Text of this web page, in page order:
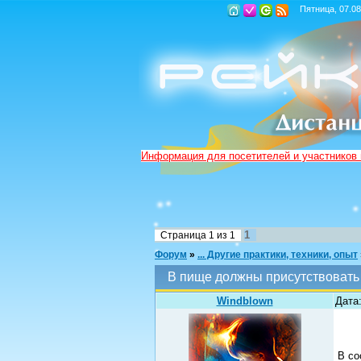
Пятница,
Информация для посетителей и
Страница 1 из 1 1
Форум » ... Другие практики, техники, опыт
В пище должны
Windblown
В